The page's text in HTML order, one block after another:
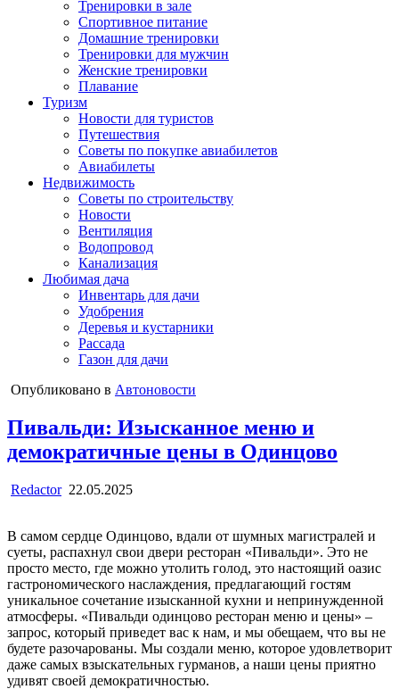
Тренировки в зале
Спортивное питание
Домашние тренировки
Тренировки для мужчин
Женские тренировки
Плавание
Туризм
Новости для туристов
Путешествия
Советы по покупке авиабилетов
Авиабилеты
Недвижимость
Советы по строительству
Новости
Вентиляция
Водопровод
Канализация
Любимая дача
Инвентарь для дачи
Удобрения
Деревья и кустарники
Рассада
Газон для дачи
Опубликовано в Автоновости
Пивальди: Изысканное меню и
демократичные цены в Одинцово
Redactor 22.05.2025
В самом сердце Одинцово, вдали от шумных магистралей и
суеты, распахнул свои двери ресторан «Пивальди». Это не
просто место, где можно утолить голод, это настоящий оазис
гастрономического наслаждения, предлагающий гостям
уникальное сочетание изысканной кухни и непринужденной
атмосферы. «Пивальди одинцово ресторан меню и цены» –
запрос, который приведет вас к нам, и мы обещаем, что вы не
будете разочарованы. Мы создали меню, которое удовлетворит
даже самых взыскательных гурманов, а наши цены приятно
удивят своей демократичностью.